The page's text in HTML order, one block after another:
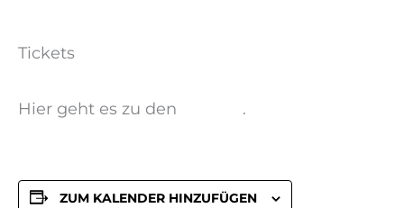
Tickets
Hier geht es zu den .
ZUM KALENDER HINZUFÜGEN